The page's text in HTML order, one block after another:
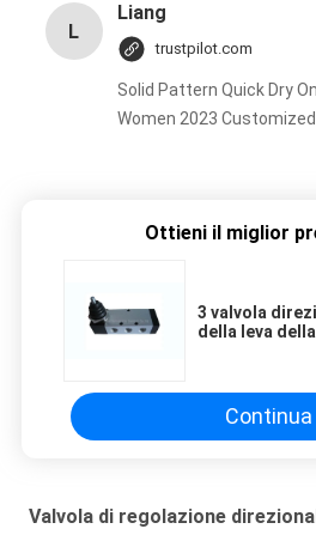
L
Liang
trustpilot.com
Solid Pattern Quick Dry
Women 2023
Ottieni il miglior
3 valvola
della leva
Continua
Valvola di regolazione